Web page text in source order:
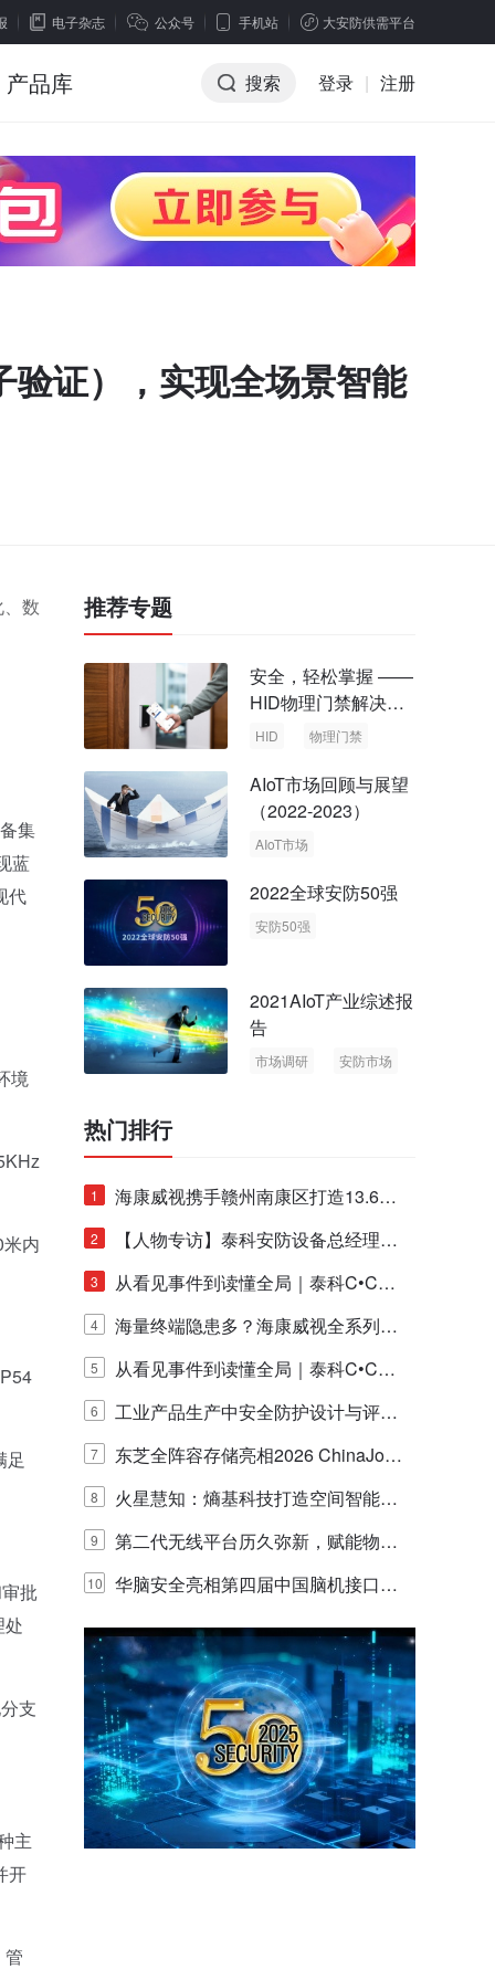
电子杂志 公众号 手机站 大安防供需平台
产品库 搜索 登录 | 注册
证），实现全场景智能
数
集
蓝
代
境
内
足
批
处
支
主
开
推荐专题
安全，轻松掌握 ——
HID物理门禁解决方
案，启动智慧安全新
HID 物理门禁
AIoT市场回顾与展望
（2022-2023）
AIoT市场
2022全球安防50强
安防50强
2021AIoT产业综述报
告
市场调研
安防市场
热门排行
1
海康威视携手赣州南康区打造13.6公
里绿波网
2
【人物专访】泰科安防设备总经理张
宁解码安防出海新范式
3
从看见事件到读懂全局｜泰科C•CUR
E IQ 3.20开启安防运营智能新时代
4
海量终端隐患多？海康威视全系列物
联安全产品，四层守护更放心！
5
从看见事件到读懂全局｜泰科C•CUR
E IQ 3.20开启安防运营智能新时代
6
工业产品生产中安全防护设计与评估
的实践与探讨
7
东芝全阵容存储亮相2026 ChinaJo
y，以海量数据底座赋能“与AI同游”新
体验
8
火星慧知：熵基科技打造空间智能时
代的认知中枢
9
第二代无线平台历久弥新，赋能物联
网创新迭代
10
华脑安全亮相第四届中国脑机接口大
赛 工业安全脑机接口技术赢行业顶级
专家关注